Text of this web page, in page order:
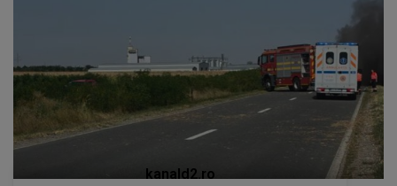
kanald2.ro